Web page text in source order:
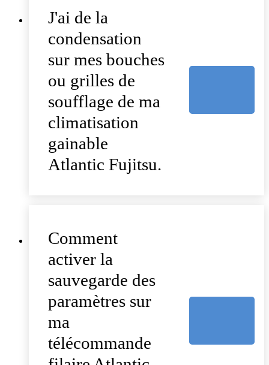
J'ai de la
condensation
sur mes bouches
ou grilles de
soufflage de ma
climatisation
gainable
Atlantic Fujitsu.
Comment
activer la
sauvegarde des
paramètres sur
ma
télécommande